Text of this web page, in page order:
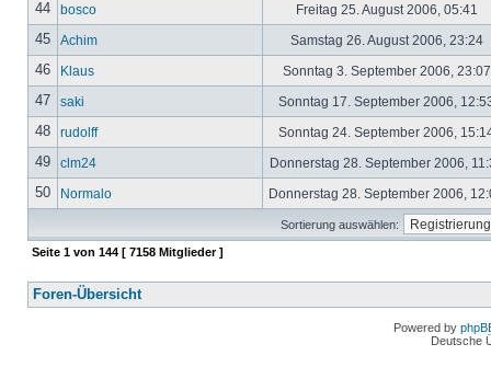
44 bosco Freitag 25. August 2006, 05:41
45 Achim Samstag 26. August 2006, 23:24
46 Klaus Sonntag 3. September 2006,
47 saki Sonntag 17. September 2006,
48 rudolff Sonntag 24. September 2006,
49 clm24 Donnerstag 28. September 2006,
50 Normalo Donnerstag 28. September 2006,
Sortierung auswählen:
Seite 1 von 144 [ 7158 Mitglieder ]
Foren-Übersicht
Powered by
Deutsche